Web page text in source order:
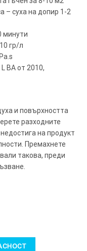
– суха на допир 1-2
минути
гр/л
BA от 2010,
и повърхността
разходните
на продукт
Премахнете
такова, преди